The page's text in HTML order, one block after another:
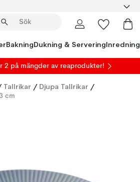
BakningDukning & ServeringInredning
2 på mängder av reaprodukter!
Tallrikar / Djupa Tallrikar /
cm